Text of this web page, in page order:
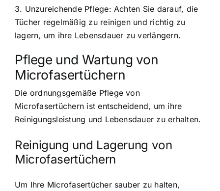
3. Unzureichende Pflege: Achten Sie darauf, die
Tücher regelmäßig zu reinigen und richtig zu
lagern, um ihre Lebensdauer zu verlängern.
Pflege und Wartung von
Microfasertüchern
Die ordnungsgemäße Pflege von
Microfasertüchern ist entscheidend, um ihre
Reinigungsleistung und Lebensdauer zu erhalten.
Reinigung und Lagerung von
Microfasertüchern
Um Ihre Microfasertücher sauber zu halten,